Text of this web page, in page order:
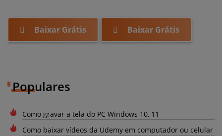
Baixar Grátis Baixar Grátis
Populares
Como gravar a tela do PC Windows 10, 11
Como baixar vídeos da Udemy em computador ou celular